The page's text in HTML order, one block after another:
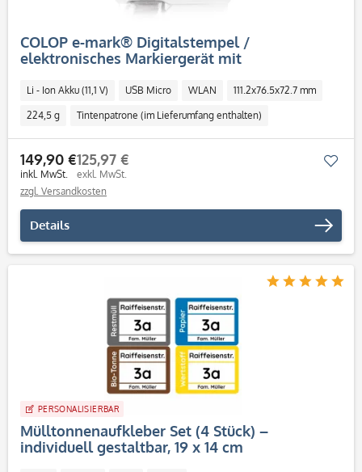
COLOP e-mark® Digitalstempel /
elektronisches Markiergerät mit
Li - Ion Akku (11,1 V) USB Micro WLAN 111.2x76.5x72.7 mm
224,5 g Tintenpatrone (im Lieferumfang enthalten)
Tintenstrahldruckkopf CMY 600 dpi App für iOS und Android
Desktop Software
149,90 €
inkl. MwSt.
125,97 €
exkl. MwSt.
zzgl. Versandkosten
Details
PERSONALISIERBAR
Mülltonnenaufkleber Set (4 Stück) –
individuell gestaltbar, 19 x 14 cm